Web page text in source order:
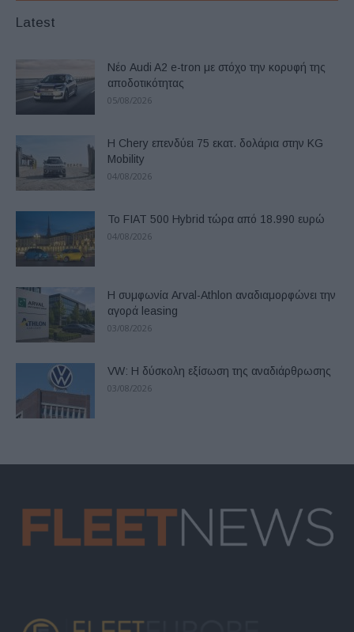
Latest
Νέο Audi A2 e-tron με στόχο την κορυφή της
αποδοτικότητας
05/08/2026
Η Chery επενδύει 75 εκατ. δολάρια στην KG
Mobility
04/08/2026
Το FIAT 500 Hybrid τώρα από 18.990 ευρώ
04/08/2026
Η συμφωνία Arval-Athlon αναδιαμορφώνει την
αγορά leasing
03/08/2026
VW: Η δύσκολη εξίσωση της αναδιάρθρωσης
03/08/2026